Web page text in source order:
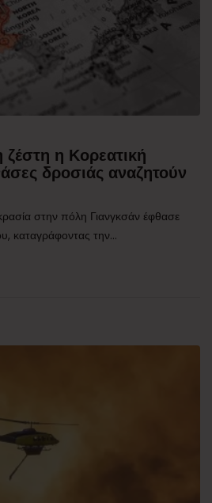
η Κορεατική
δροσιάς αναζητούν
στην πόλη Γιανγκσάν έφθασε
καταγράφοντας την...